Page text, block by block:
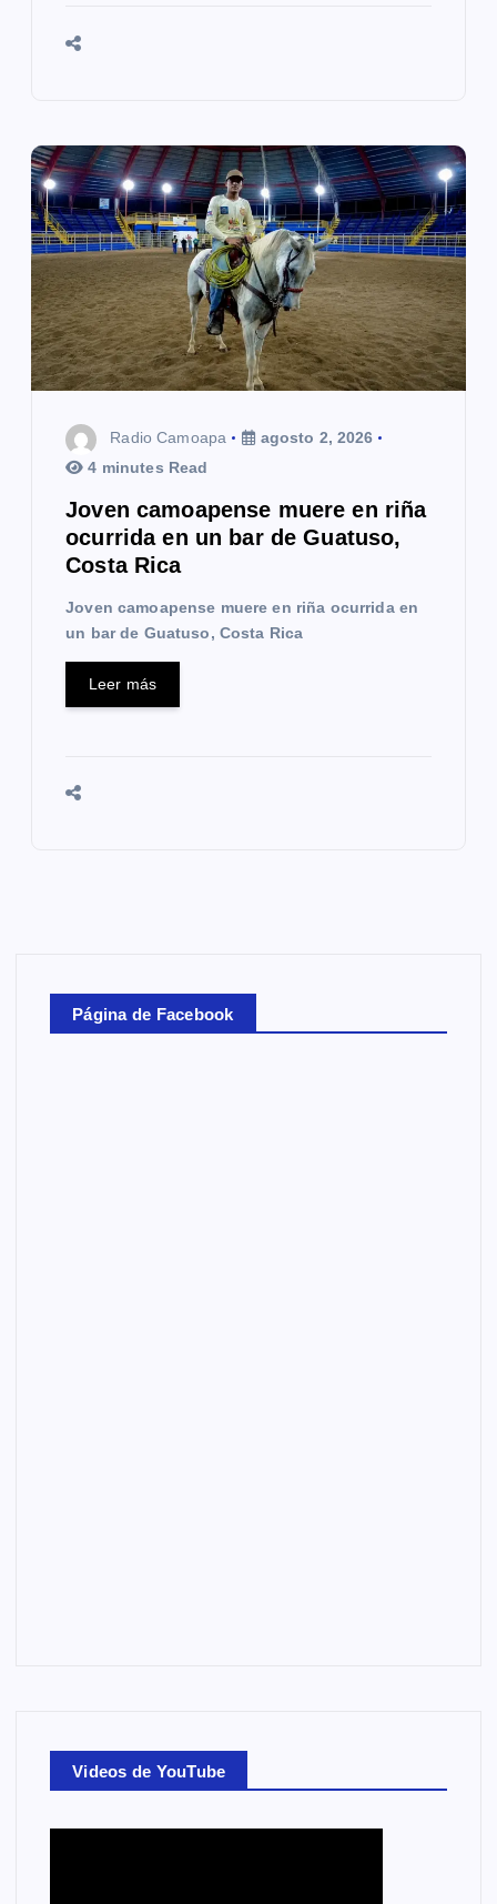
Radio Camoapa
agosto 2, 2026
4 minutes Read
Joven camoapense muere en riña
ocurrida en un bar de Guatuso,
Costa Rica
Joven camoapense muere en riña ocurrida en
un bar de Guatuso, Costa Rica
Leer más
Página de Facebook
Videos de YouTube